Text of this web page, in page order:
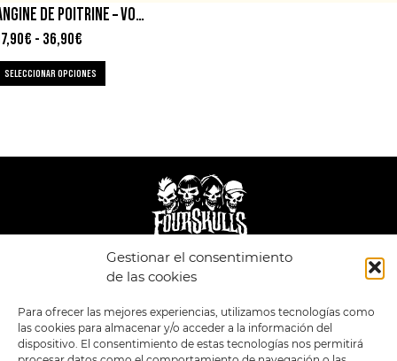
Gestionar el consentimiento
de las cookies
Para ofrecer las mejores experiencias, utilizamos tecnologías como
las cookies para almacenar y/o acceder a la información del
dispositivo. El consentimiento de estas tecnologías nos permitirá
ANGINE DE POITRINE – VOL. I
€ - 36,90€
SELECCIONAR OPCIONES
PRIVACIDAD
TÉRMINOS Y
CONDICIONES
GENERALES DE LA
FORMATOS
PREVENTAS
MERCHANDISING